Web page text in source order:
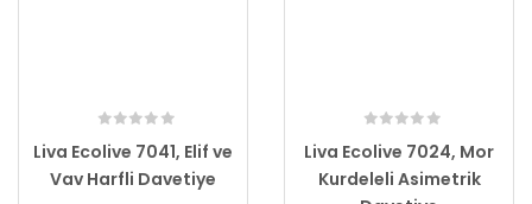
Liva Ecolive 7041, Elif ve
Vav Harfli Davetiye
Liva Ecolive 7024, Mor
Kurdeleli Asimetrik